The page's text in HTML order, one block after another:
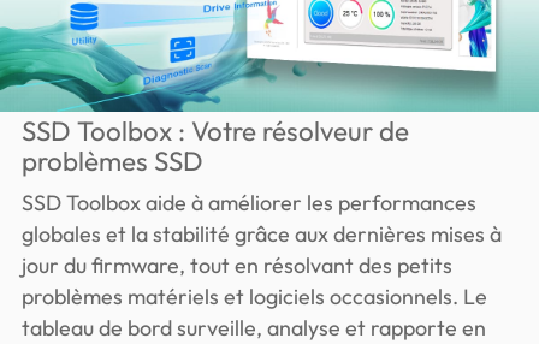
SSD Toolbox : Votre résolveur de
problèmes SSD
SSD Toolbox aide à améliorer les performances
globales et la stabilité grâce aux dernières mises à
jour du firmware, tout en résolvant des petits
problèmes matériels et logiciels occasionnels. Le
tableau de bord surveille, analyse et rapporte en